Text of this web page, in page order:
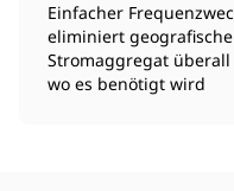
Einfacher
eliminiert
Stromaggregat
wo es benötigt wird